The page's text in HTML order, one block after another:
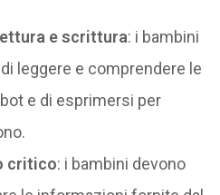
e scrittura: i bambini
leggere e comprendere le
e di esprimersi per
critico: i bambini devono